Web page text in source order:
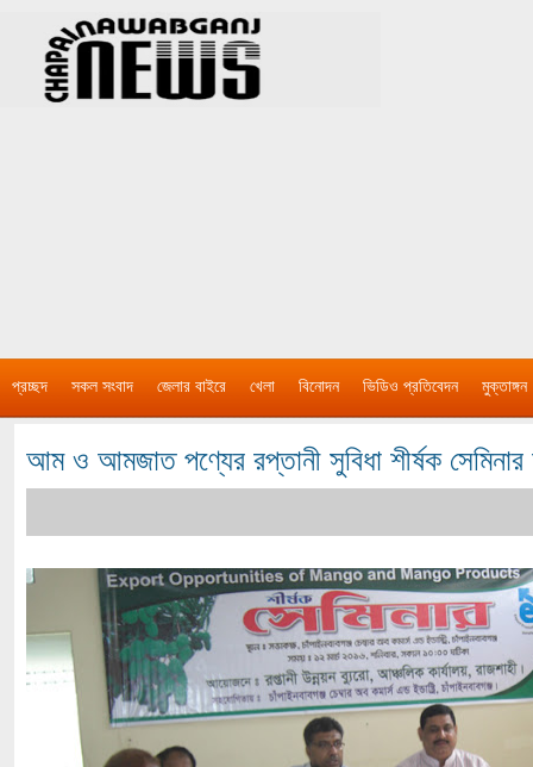
প্রচ্ছদ সকল সংবাদ জেলার বাইরে খেলা বিনোদন ভিডিও প্রতিবেদন মুক্তাঙ্গন
আম ও আমজাত পণ্যের রপ্তানী সুবিধা শীর্ষক সেমিনার